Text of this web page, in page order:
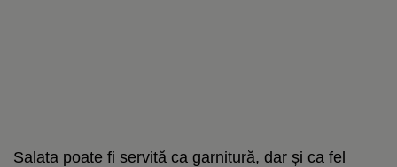
Salata poate fi servită ca garnitură, dar și ca fel